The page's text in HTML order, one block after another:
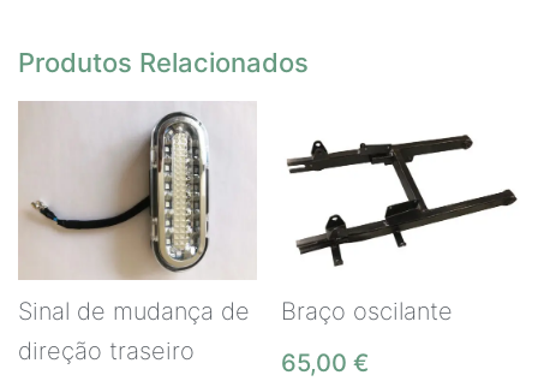
Produtos Relacionados
Sinal de mudança de
direção traseiro
Braço oscilante
65,00 €